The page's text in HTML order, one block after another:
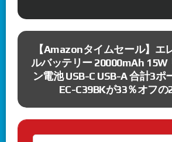
ル】エレコム モバイ
15W リチウムイオ
合計3ポート ブラック
％オフの2,590円
『
トモ